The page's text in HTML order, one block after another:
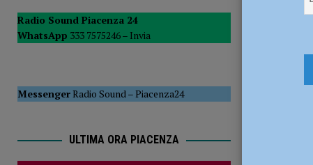
POLITICA
[ 5 Agosto 2026 ] Caldo estremo e asili nido, Tagliaferri
Radio Sound Piacenza 24
WhatsApp 333 7575246 – Invia
MessengerRadio Sound–Piacenza24
ULTIMA ORA PIACENZA